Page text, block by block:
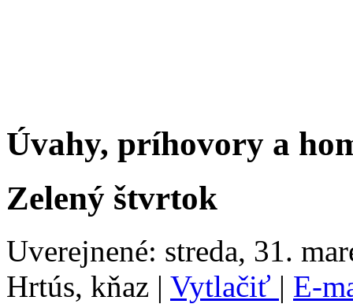
Úvahy, príhovory a
Zelený štvrtok
Uverejnené: streda, 31.
Hrtús, kňaz | Vytlačiť | E-